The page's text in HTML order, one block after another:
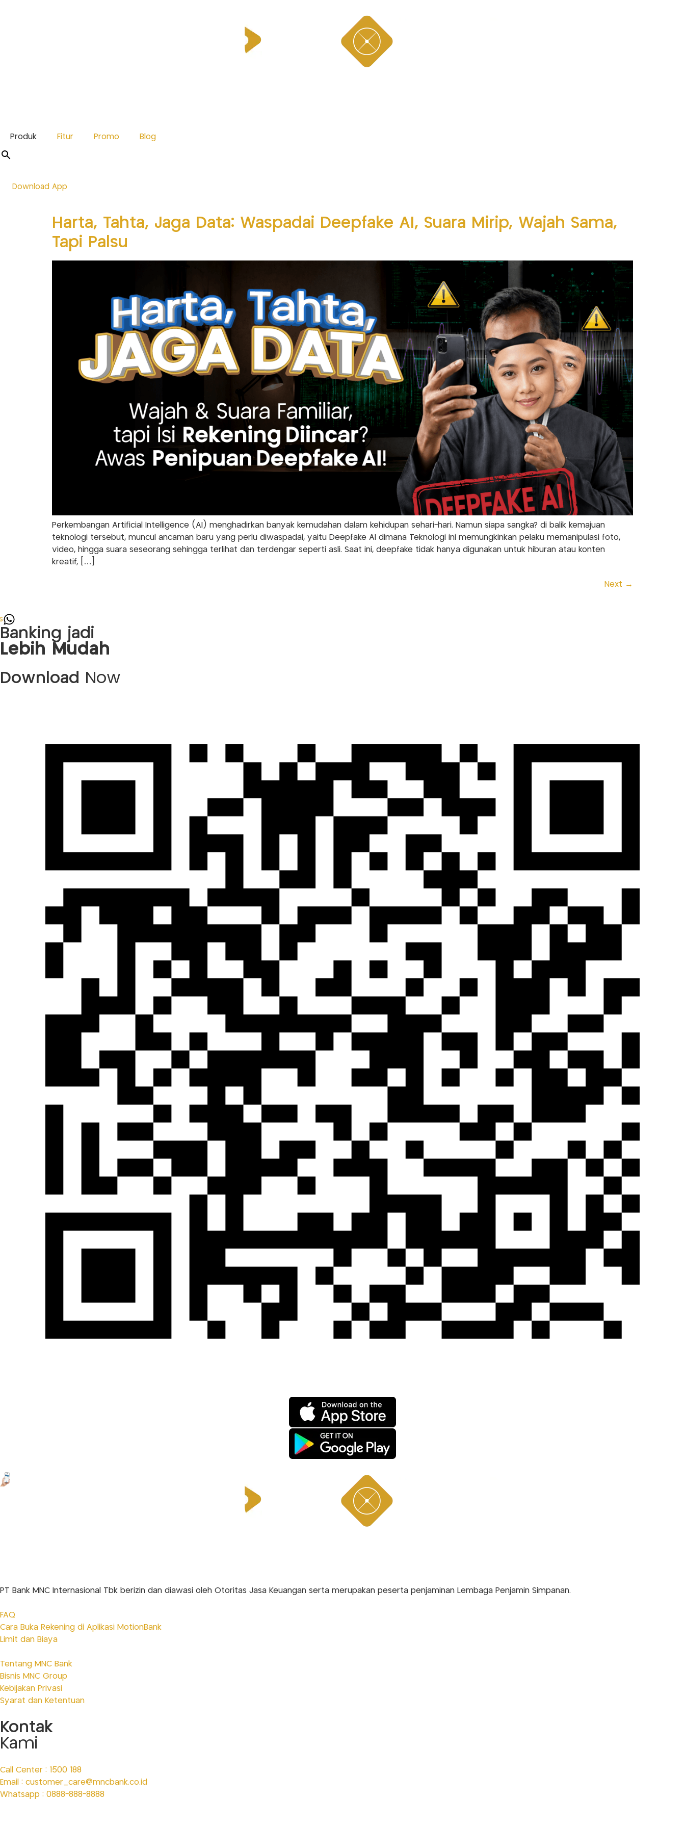
Produk Fitur Promo Blog
Download App
Harta, Tahta, Jaga Data: Waspadai Deepfake AI, Suara Mirip, Wajah Sama,
Tapi Palsu
Perkembangan Artificial Intelligence (AI) menghadirkan banyak kemudahan dalam kehidupan sehari-hari. Namun siapa sangka? di balik kemajuan
teknologi tersebut, muncul ancaman baru yang perlu diwaspadai, yaitu Deepfake AI dimana Teknologi ini memungkinkan pelaku memanipulasi foto,
video, hingga suara seseorang sehingga terlihat dan terdengar seperti asli. Saat ini, deepfake tidak hanya digunakan untuk hiburan atau konten
kreatif, […]
Next →
Banking jadi
Lebih Mudah
Download
Now
PT Bank MNC Internasional Tbk berizin dan diawasi oleh Otoritas Jasa Keuangan serta merupakan peserta penjaminan Lembaga Penjamin Simpanan.
FAQ
Cara Buka Rekening di Aplikasi MotionBank
Limit dan Biaya
Tentang MNC Bank
Bisnis MNC Group
Kebijakan Privasi
Syarat dan Ketentuan
Kontak
Kami
Call Center : 1500 188
Email : customer_care@mncbank.co.id
Whatsapp : 0888-888-8888